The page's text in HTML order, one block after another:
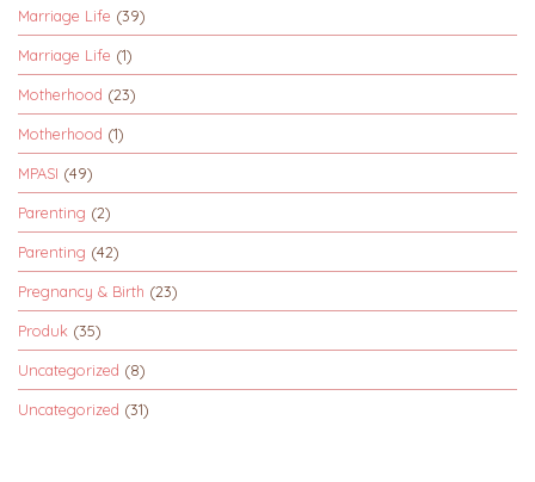
Marriage Life (39)
Marriage Life (1)
Motherhood (23)
Motherhood (1)
MPASI (49)
Parenting (2)
Parenting (42)
Pregnancy & Birth (23)
Produk (35)
Uncategorized (8)
Uncategorized (31)